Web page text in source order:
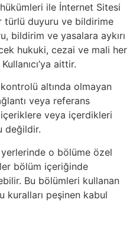
ile İnternet Sitesi
türlü duyuru ve bildirime
bildirim ve yasalara aykırı
hukuki, cezai ve mali her
aittir.
altında olmayan
veya referans
veya içerdikleri
değildir.
o bölüme özel
bölüm içeriğinde
Bu bölümleri kullanan
kuralları peşinen kabul